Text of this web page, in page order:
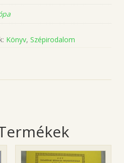
Könyv, Szépirodalom